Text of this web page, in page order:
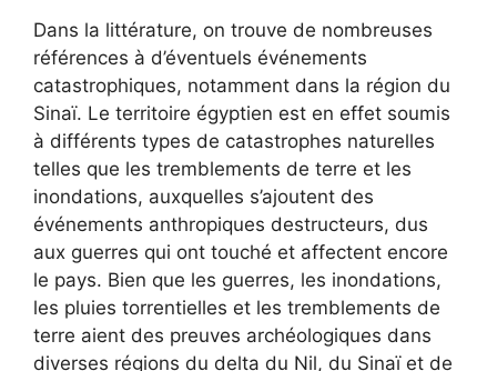
Dans la littérature, on trouve de nombreuses
références à d’éventuels événements
catastrophiques, notamment dans la région du
Sinaï. Le territoire égyptien est en effet soumis
à différents types de catastrophes naturelles
telles que les tremblements de terre et les
inondations, auxquelles s’ajoutent des
événements anthropiques destructeurs, dus
aux guerres qui ont touché et affectent encore
le pays. Bien que les guerres, les inondations,
les pluies torrentielles et les tremblements de
terre aient des preuves archéologiques dans
diverses régions du delta du Nil, du Sinaï et de